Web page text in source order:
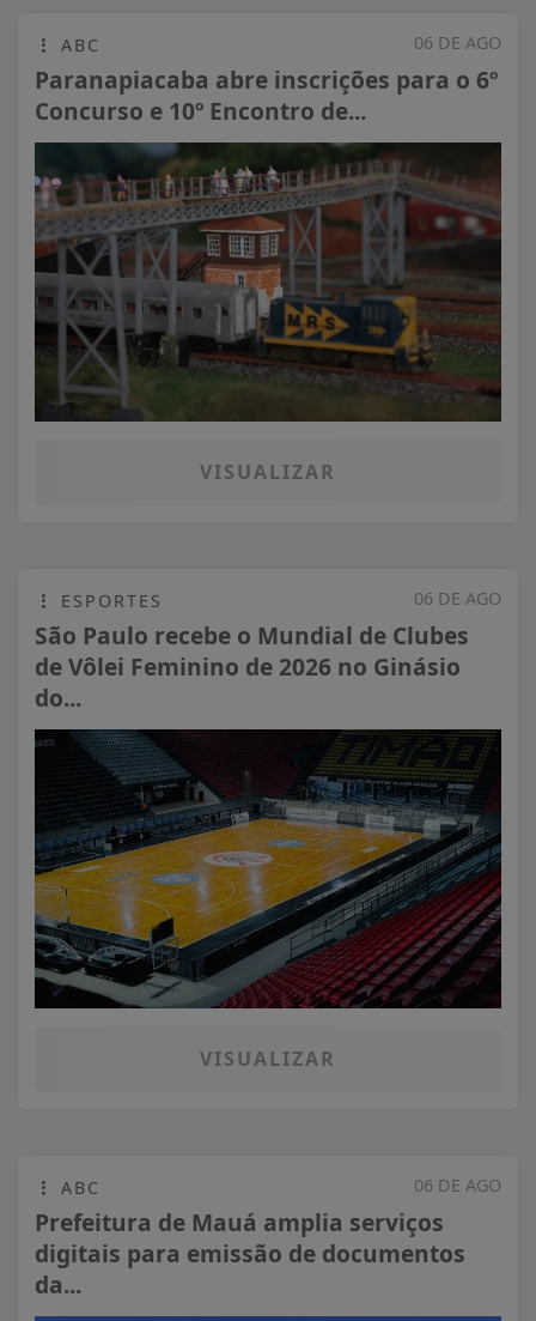
06 DE AGO
ABC
Paranapiacaba abre inscrições para o 6º
Concurso e 10º Encontro de...
VISUALIZAR
06 DE AGO
ESPORTES
São Paulo recebe o Mundial de Clubes
de Vôlei Feminino de 2026 no Ginásio
do...
VISUALIZAR
06 DE AGO
ABC
Prefeitura de Mauá amplia serviços
digitais para emissão de documentos
da...